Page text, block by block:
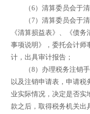
（6）清算委员会于清
（7）清算委员会于清
《清算损益表》、《债
事项说明》，委托会计师
计，出具审计报告；
（8）办理税务注销手
以及注销申请表，申请税
业实际情况，决定是否实
款之后，取得税务机关出